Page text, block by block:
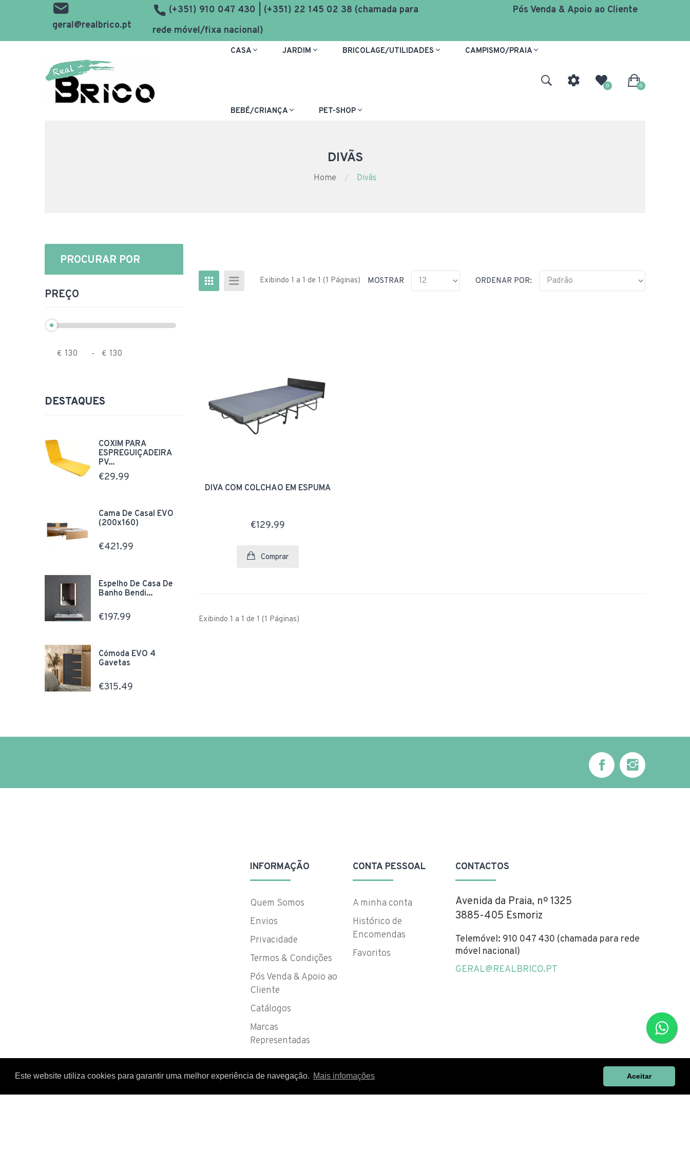
Este website utiliza cookies para garantir uma melhor experiência de navegação. Mais infomações Aceitar
geral@realbrico.pt
(+351) 910 047 430 | (+351) 22 145 02 38 (chamada para
rede móvel/fixa nacional)
Pós Venda & Apoio ao Cliente
CASA JARDIM BRICOLAGE/UTILIDADES CAMPISMO/PRAIA
BEBÉ/CRIANÇA PET-SHOP
0 0
DIVÃS
Home Divãs
PROCURAR POR
PREÇO
€ - €
DESTAQUES
COXIM PARA
ESPREGUIÇADEIRA
PV...
€29.99
Cama De Casal EVO
(200x160)
€421.99
Espelho De Casa De
Banho Bendi...
€197.99
Cómoda EVO 4
Gavetas
€315.49
Exibindo 1 a 1 de 1 (1 Páginas) ORDENAR POR:
MOSTRAR
DIVÃ COM COLCHÃO EM ESPUMA
€129.99
Comprar
Exibindo 1 a 1 de 1 (1 Páginas)
INFORMAÇÃO
Quem Somos
Envios
Privacidade
Termos & Condições
Pós Venda & Apoio ao
Cliente
Catálogos
Marcas
Representadas
CONTA PESSOAL
A minha conta
Histórico de
Encomendas
Favoritos
CONTACTOS
Avenida da Praia, nº 1325
3885-405 Esmoriz
Telemóvel: 910 047 430 (chamada para rede
móvel nacional)
GERAL@REALBRICO.PT